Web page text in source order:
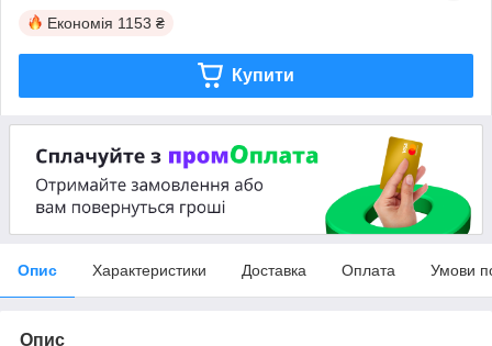
Економія 1153 ₴
Купити
Опис Характеристики Доставка Оплата Умови
Опис